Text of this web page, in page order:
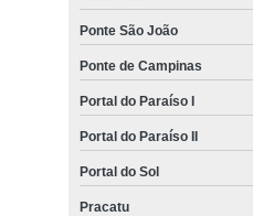
Ponte São João
Ponte de Campinas
Portal do Paraíso I
Portal do Paraíso II
Portal do Sol
Pracatu